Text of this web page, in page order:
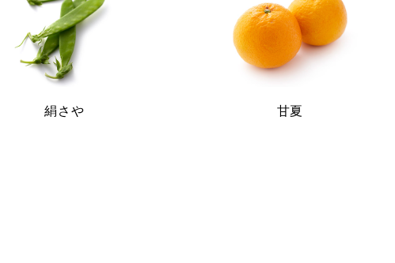
絹さや 甘夏